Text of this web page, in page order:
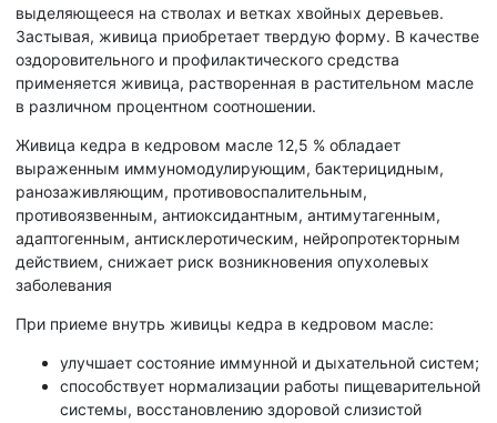
выделяющееся на стволах и ветках хвойных деревьев.
Застывая, живица приобретает твердую форму. В качестве
оздоровительного и профилактического средства
применяется живица, растворенная в растительном масле
в различном процентном соотношении.
Живица кедра в кедровом масле 12,5 % обладает
выраженным иммуномодулирующим, бактерицидным,
ранозаживляющим, противовоспалительным,
противоязвенным, антиоксидантным, антимутагенным,
адаптогенным, антисклеротическим, нейропротекторным
действием, снижает риск возникновения опухолевых
заболевания
При приеме внутрь живицы кедра в кедровом масле:
улучшает состояние иммунной и дыхательной систем;
способствует нормализации работы пищеварительной
системы, восстановлению здоровой слизистой